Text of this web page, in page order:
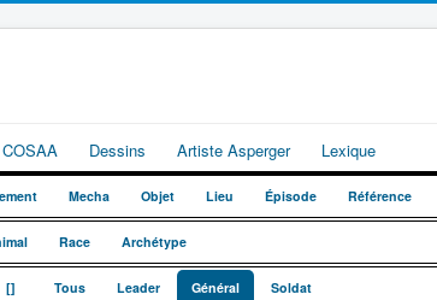
COSAA Dessins Artiste Asperger Lexique
Mecha Objet Lieu Épisode Référence
Race Archétype
[] Tous Leader Général Soldat